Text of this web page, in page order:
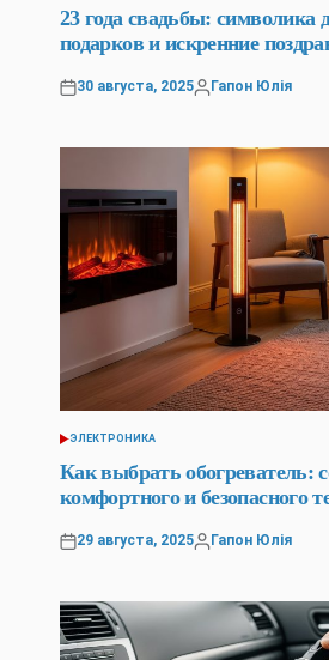
IN
23 года свадьбы: символика
подарков и искренние
Posted
30 августа, 2025
Posted
Гапон Юлія
POSTED
IN
ЭЛЕКТРОНИКА
Как выбрать обогреватель:
комфортного и безопасного
Posted
29 августа, 2025
Posted
Гапон Юлія